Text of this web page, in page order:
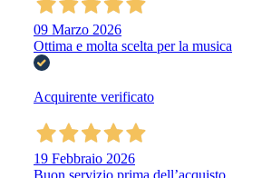
09 Marzo 2026
Ottima e molta scelta per la musica
Acquirente verificato
19 Febbraio 2026